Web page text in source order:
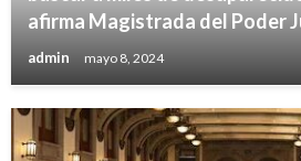
afirma Magistrada del Poder
admin mayo 8, 2024